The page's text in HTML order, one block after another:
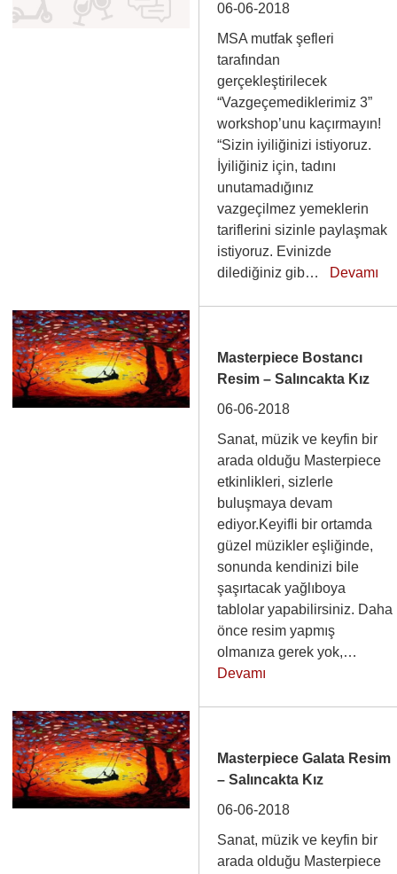
06-06-2018
MSA mutfak şefleri
tarafından
gerçekleştirilecek
“Vazgeçemediklerimiz 3”
workshop’unu kaçırmayın!
“Sizin iyiliğinizi istiyoruz.
İyiliğiniz için, tadını
unutamadığınız
vazgeçilmez yemeklerin
tariflerini sizinle paylaşmak
istiyoruz. Evinizde
dilediğiniz gib… Devamı
Masterpiece Bostancı
Resim – Salıncakta Kız
06-06-2018
Sanat, müzik ve keyfin bir
arada olduğu Masterpiece
etkinlikleri, sizlerle
buluşmaya devam
ediyor.Keyifli bir ortamda
güzel müzikler eşliğinde,
sonunda kendinizi bile
şaşırtacak yağlıboya
tablolar yapabilirsiniz. Daha
önce resim yapmış
olmanıza gerek yok,…
Devamı
Masterpiece Galata Resim
– Salıncakta Kız
06-06-2018
Sanat, müzik ve keyfin bir
arada olduğu Masterpiece